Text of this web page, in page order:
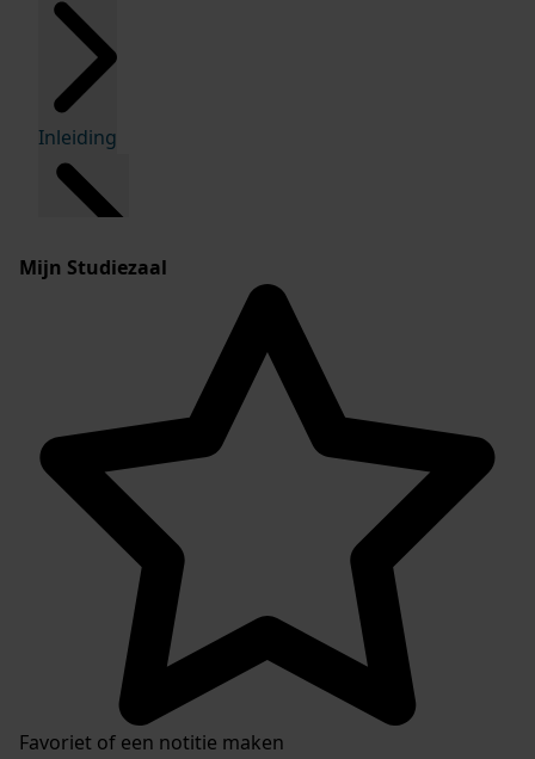
Inleiding
Mijn Studiezaal
Favoriet of een notitie maken